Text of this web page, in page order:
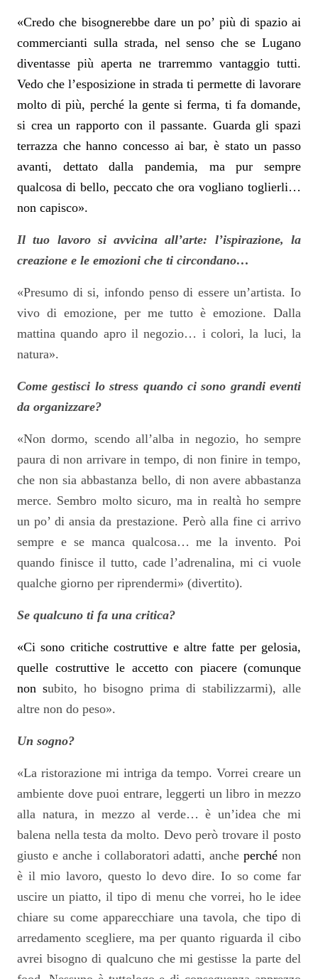
«Credo che bisognerebbe dare un po’ più di spazio ai
commercianti sulla strada, nel senso che se Lugano
diventasse più aperta ne trarremmo vantaggio tutti.
Vedo che l’esposizione in strada ti permette di lavorare
molto di più, perché la gente si ferma, ti fa domande,
si crea un rapporto con il passante. Guarda gli spazi
terrazza che hanno concesso ai bar, è stato un passo
avanti, dettato dalla pandemia, ma pur sempre
qualcosa di bello, peccato che ora vogliano toglierli…
non capisco».
Il tuo lavoro si avvicina all’arte: l’ispirazione, la
creazione e le emozioni che ti circondano…
«Presumo di si, infondo penso di essere un’artista. Io
vivo di emozione, per me tutto è emozione. Dalla
mattina quando apro il negozio… i colori, la luci, la
natura».
Come gestisci lo stress quando ci sono grandi eventi
da organizzare?
«Non dormo, scendo all’alba in negozio, ho sempre
paura di non arrivare in tempo, di non finire in tempo,
che non sia abbastanza bello, di non avere abbastanza
merce. Sembro molto sicuro, ma in realtà ho sempre
un po’ di ansia da prestazione. Però alla fine ci arrivo
sempre e se manca qualcosa… me la invento. Poi
quando finisce il tutto, cade l’adrenalina, mi ci vuole
qualche giorno per riprendermi» (divertito).
Se qualcuno ti fa una critica?
«Ci sono critiche costruttive e altre fatte per gelosia,
quelle costruttive le accetto con piacere (comunque
non subito, ho bisogno prima di stabilizzarmi), alle
altre non do peso».
Un sogno?
«La ristorazione mi intriga da tempo. Vorrei creare un
ambiente dove puoi entrare, leggerti un libro in mezzo
alla natura, in mezzo al verde… è un’idea che mi
balena nella testa da molto. Devo però trovare il posto
giusto e anche i collaboratori adatti, ancheperché non
è il mio lavoro, questo lo devo dire. Io so come far
uscire un piatto, il tipo di menu che vorrei, ho le idee
chiare su come apparecchiare una tavola, che tipo di
arredamento scegliere, ma per quanto riguarda il cibo
avrei bisogno di qualcuno che mi gestisse la parte del